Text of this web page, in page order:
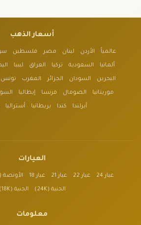
أسعار الذهب
عالمياً الأردن لبنان مصر فلسطين
ألمانيا السعودية تركيا العراق ليبيا
البحرين السودان الجزائر المغرب تونس
موريتانيا الصومال فرنسا إيطاليا
أيرلندا كندا بريطانيا أستراليا
العيارات
عيار 24 عيار 22 عيار 21 عيار 18 الأونصة (24K)
الجنية (24K) الجنية (18K)
معلومات